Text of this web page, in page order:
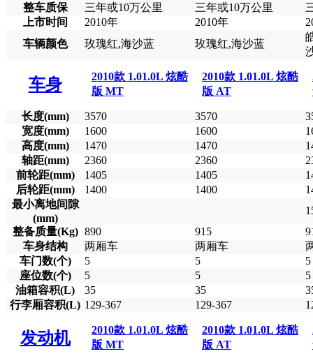
整车质保
三年或10万公里 三年或10万公里
上市时间
2010年 2010年
车辆颜色
玫瑰红,海沙蓝 玫瑰红,海沙蓝
车身
2010款 1.01.0L 炫酷
版 MT
2010款 1.01.0L 炫酷
版 AT
长度(mm) 3570 3570
宽度(mm)
1600 1600
高度(mm)
1470 1470
轴距(mm)
2360 2360
前轮距(mm)
1405 1405
后轮距(mm)
1400 1400
最小离地间隙
(mm)
整备质量(Kg) 890 915
车身结构
两厢车 两厢车
车门数(个)
5 5
5
座位数(个)
5 5
5
油箱容积(L)
35 35
行李厢容积(L) 129-367 129-367
发动机
2010款 1.01.0L 炫酷
版 MT
2010款 1.01.0L 炫酷
版 AT